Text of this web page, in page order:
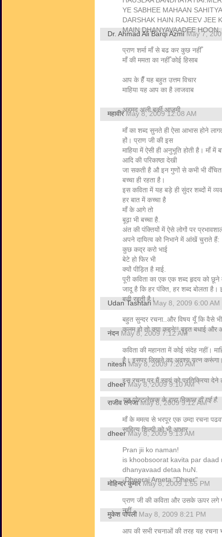
YE SABHEE MAHAAN
DARSHAK HAIN.RAJEEV JEE
MAIN DHANYAVAADEE HOON.
Dr. Ahmad Ali Barqi Azmi May 7,
प्राण शर्मा माँ से बढ कर कुछ नहीँ
माँ की ममता का नहीँ कोई हिसाब
आप के हैँ यह बहुत उत्तम विचार
माहिया यह आप का है लाजवाब
अहमद अली बर्क़ी आज़मी
महावीर May 8, 2009 12:08 AM
माँ का शब्द सुनते ही ऐसा आभास होने
हों। प्राण जी की इस
माहिया में ऐसी ही अनुभूति होती है। माँ
आदि की परिकाष्ठा देखी
जा सकती है औ इन गुणों से कभी भी वँचित
बच्चा ही रहता है।
इस कविता में यह बड़े ही सुंदर शब्दों में
हर बात में कच्चा है
माँ के आगे तो
बूढ़ा भी बच्चा है.
अंत की पंक्तियों में ऐसे लोगों पर
अपने दायित्व को निभाने में आंखें चुराते हैं:
कुछ कद्र करो भाई
बेटे हो फिर भी
क्यों पीड़ित है माई.
पूरी कविता का एक एक शब्द हृदय को छूने
जादू है कि हर पंक्ति, हर शब्द बोलता है।
बनी रहती है।
Udan Tashtari May 8, 2009 6:00 AM
बहुत सुन्दर रचना..और विषय यूँ कि वैसे
कलम हो तो क्या कहने!! बहुत बधाई और
नंदन May 8, 2009 7:12 AM
कविता की महानता में कोई संदेह नहीं।
है। इसपर लिखने का अवश्य यत्न
nitesh May 8, 2009 7:20 AM
इस रचना प्र मैं स्वयं को प्रतिक्रिया
dheer May 8, 2009 9:10 AM
यह पोस्टलेखक के द्वारा निकाल दी गई है.
राजीव तनेजा May 8, 2009 9:12 AM
माँ के ममत्व से भरपूर एक उम्दा रचना
साहित्य शिल्पी को भी आभार
dheer May 8, 2009 9:13 AM
Pran jii ko naman!
is khoobsoorat kavita par daad
dhanyavaad detaa huN.
-Dheeraj Ameta "Dheer"
मोहिन्दर कुमार May 8, 2009 1:55 PM
प्राण जी की कविता और उसके ऊपर लगे
नहीं.
मुकेश पोपली May 8, 2009 8:21 PM
आप की सभी रचनाओं की तरह यह रचना